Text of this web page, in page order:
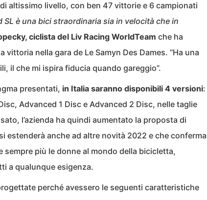
altissimo livello, con ben 47 vittorie e 6 campionati
SL è una bici straordinaria sia in velocità che in
ciclista del Liv Racing WorldTeam che ha
vittoria nella gara de Le Samyn Des Dames. “Ha una
il che mi ispira fiducia quando gareggio”.
presentati, in Italia saranno disponibili 4 versioni:
Advanced 1 Disc e Advanced 2 Disc, nelle taglie
l’azienda ha quindi aumentato la proposta di
estenderà anche ad altre novità 2022 e che conferma
sempre più le donne al mondo della bicicletta,
a qualunque esigenza.
perché avessero le seguenti caratteristiche